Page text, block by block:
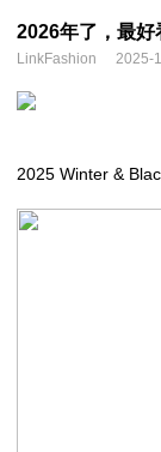
2026年了，最好
LinkFashion 2025-
2025 Winter &